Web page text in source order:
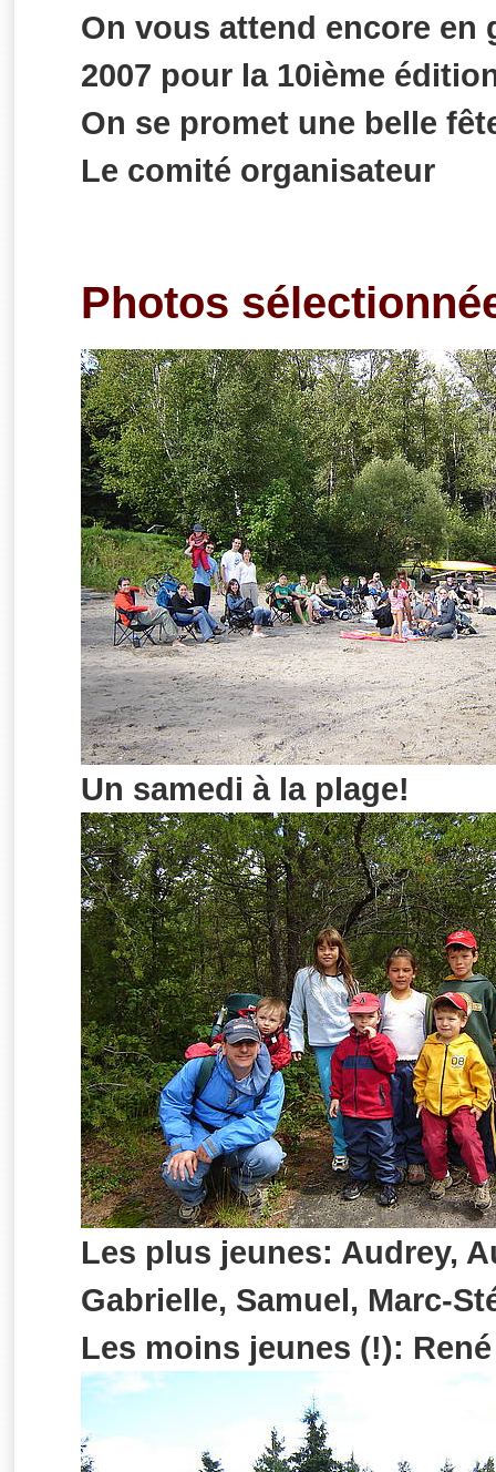
On vous attend encore en
2007 pour la 10ième
On se promet une belle
Le comité organisateur
Photos
Un samedi à la plage!
Les plus jeunes: Audrey,
Gabrielle, Samuel, Marc-
Les moins jeunes (!):